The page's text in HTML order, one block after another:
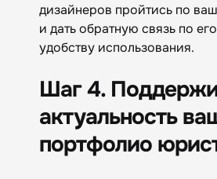
дизайнеров пройтись по
и дать обратную связь по
удобству использования.
Шаг 4.
актуальность
портфолио